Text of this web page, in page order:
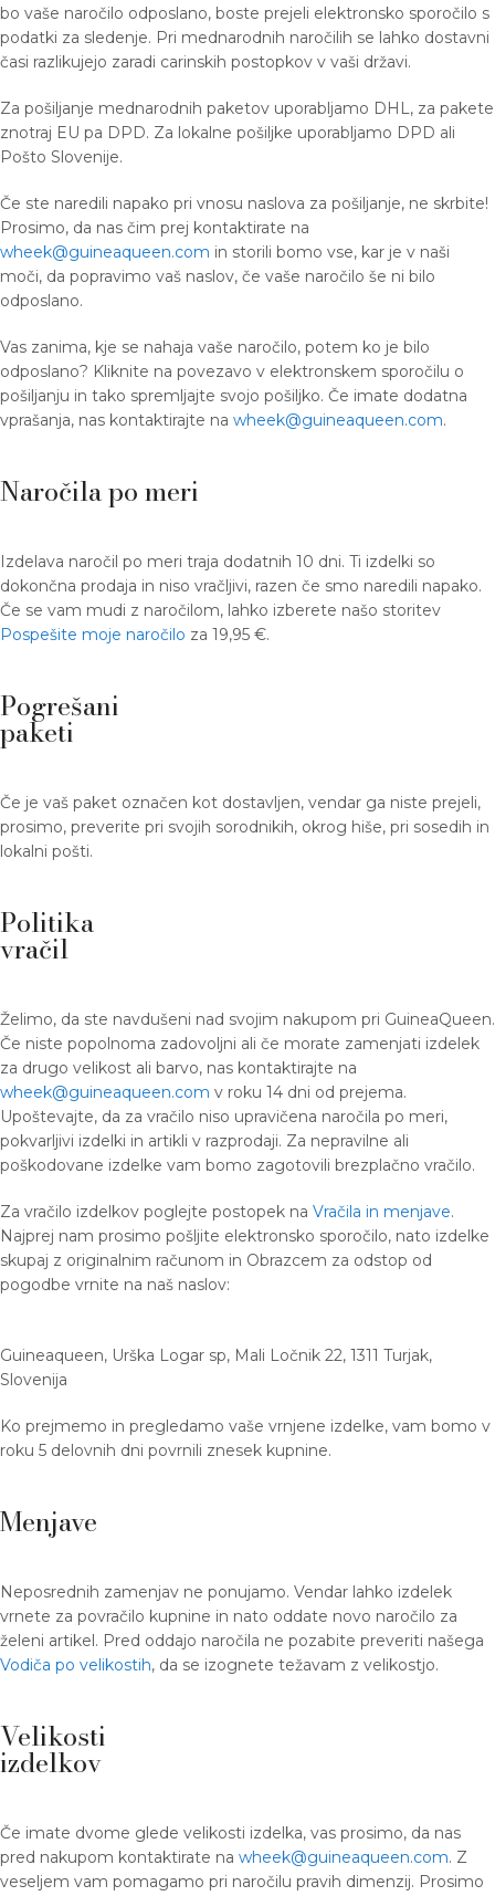
bo vaše naročilo odposlano, boste prejeli elektronsko sporočilo s
podatki za sledenje. Pri mednarodnih naročilih se lahko dostavni
časi razlikujejo zaradi carinskih postopkov v vaši državi.
Za pošiljanje mednarodnih paketov uporabljamo DHL, za pakete
znotraj EU pa DPD. Za lokalne pošiljke uporabljamo DPD ali
Pošto Slovenije.
Če ste naredili napako pri vnosu naslova za pošiljanje, ne skrbite!
Prosimo, da nas čim prej kontaktirate na
wheek@guineaqueen.com in storili bomo vse, kar je v naši
moči, da popravimo vaš naslov, če vaše naročilo še ni bilo
odposlano.
Vas zanima, kje se nahaja vaše naročilo, potem ko je bilo
odposlano? Kliknite na povezavo v elektronskem sporočilu o
pošiljanju in tako spremljajte svojo pošiljko. Če imate dodatna
vprašanja, nas kontaktirajte na wheek@guineaqueen.com.
Naročila po meri
Izdelava naročil po meri traja dodatnih 10 dni. Ti izdelki so
dokončna prodaja in niso vračljivi, razen če smo naredili napako.
Če se vam mudi z naročilom, lahko izberete našo storitev
Pospešite moje naročilo za 19,95 €.
Pogrešani
paketi
Če je vaš paket označen kot dostavljen, vendar ga niste prejeli,
prosimo, preverite pri svojih sorodnikih, okrog hiše, pri sosedih in
lokalni pošti.
Politika
vračil
Želimo, da ste navdušeni nad svojim nakupom pri GuineaQueen.
Če niste popolnoma zadovoljni ali če morate zamenjati izdelek
za drugo velikost ali barvo, nas kontaktirajte na
wheek@guineaqueen.com v roku 14 dni od prejema.
Upoštevajte, da za vračilo niso upravičena naročila po meri,
pokvarljivi izdelki in artikli v razprodaji. Za nepravilne ali
poškodovane izdelke vam bomo zagotovili brezplačno vračilo.
Za vračilo izdelkov poglejte postopek na Vračila in menjave.
Najprej nam prosimo pošljite elektronsko sporočilo, nato izdelke
skupaj z originalnim računom in Obrazcem za odstop od
pogodbe vrnite na naš naslov:
Guineaqueen, Urška Logar sp, Mali Ločnik 22, 1311 Turjak,
Slovenija
Ko prejmemo in pregledamo vaše vrnjene izdelke, vam bomo v
roku 5 delovnih dni povrnili znesek kupnine.
Menjave
Neposrednih zamenjav ne ponujamo. Vendar lahko izdelek
vrnete za povračilo kupnine in nato oddate novo naročilo za
želeni artikel. Pred oddajo naročila ne pozabite preveriti našega
Vodiča po velikostih, da se izognete težavam z velikostjo.
Velikosti
izdelkov
Če imate dvome glede velikosti izdelka, vas prosimo, da nas
pred nakupom kontaktirate na wheek@guineaqueen.com. Z
veseljem vam pomagamo pri naročilu pravih dimenzij. Prosimo